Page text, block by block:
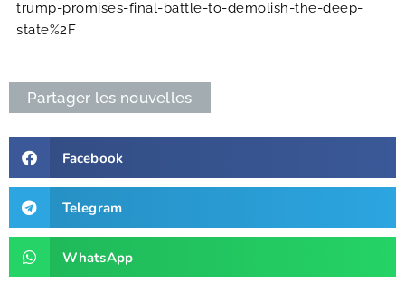
trump-promises-final-battle-to-demolish-the-deep-
state%2F
Partager les nouvelles
Facebook
Telegram
WhatsApp